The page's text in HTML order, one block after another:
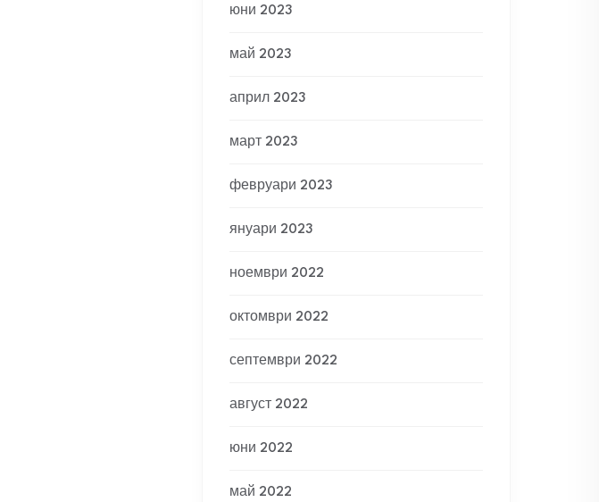
юни 2023
май 2023
април 2023
март 2023
февруари 2023
януари 2023
ноември 2022
октомври 2022
септември 2022
август 2022
юни 2022
май 2022